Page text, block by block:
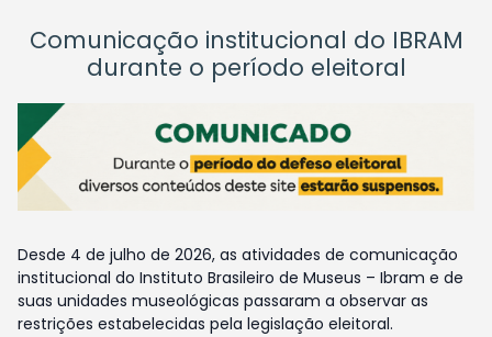
Comunicação institucional do IBRAM
durante o período eleitoral
Desde 4 de julho de 2026, as atividades de comunicação
institucional do Instituto Brasileiro de Museus – Ibram e de
suas unidades museológicas passaram a observar as
restrições estabelecidas pela legislação eleitoral.